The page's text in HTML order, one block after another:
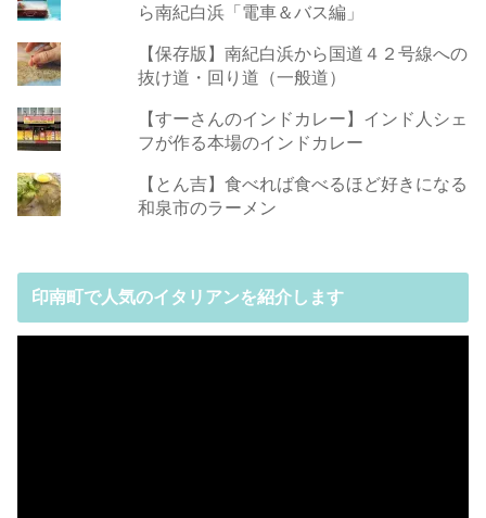
ら南紀白浜「電車＆バス編」
【保存版】南紀白浜から国道４２号線への
抜け道・回り道（一般道）
【すーさんのインドカレー】インド人シェ
フが作る本場のインドカレー
【とん吉】食べれば食べるほど好きになる
和泉市のラーメン
印南町で人気のイタリアンを紹介します